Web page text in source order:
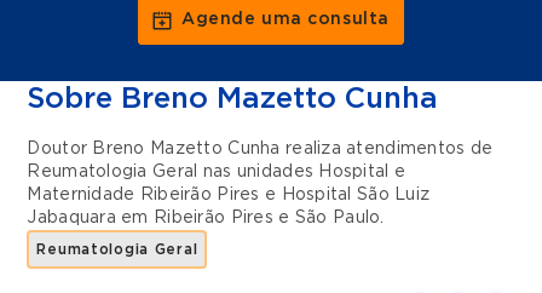
Agende uma consulta
Sobre Breno Mazetto Cunha
Doutor Breno Mazetto Cunha realiza atendimentos de
Reumatologia Geral
nas unidades Hospital e
Maternidade Ribeirão Pires e
Hospital São Luiz
Jabaquara em Ribeirão Pires e São Paulo.
Reumatologia Geral